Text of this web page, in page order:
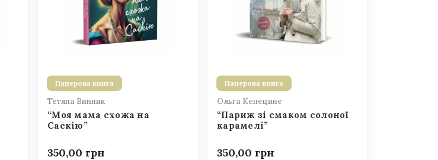
Паперова книга
Тетяна Винник
“Моя мама схожа на
Саскію”
350,00
Паперова книга
Ольга Кепецине
“Париж зі смаком солоної
карамелі”
350,00